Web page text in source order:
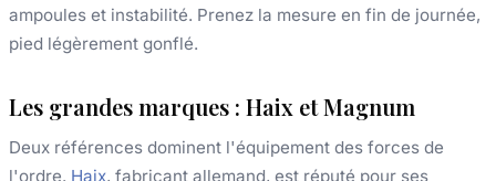
ampoules et instabilité. Prenez la mesure en fin de journée,
pied légèrement gonflé.
Les grandes marques : Haix et Magnum
Deux références dominent l'équipement des forces de
l'ordre. Haix, fabricant allemand, est réputé pour ses